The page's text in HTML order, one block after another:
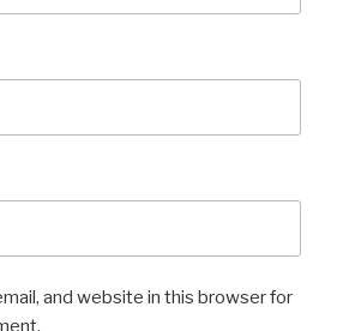
and website in this browser for